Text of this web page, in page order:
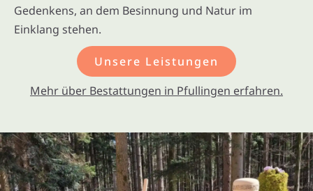
Gedenkens, an dem Besinnung und Natur im
Einklang stehen.
Unsere Leistungen
Mehr über Bestattungen in Pfullingen erfahren.